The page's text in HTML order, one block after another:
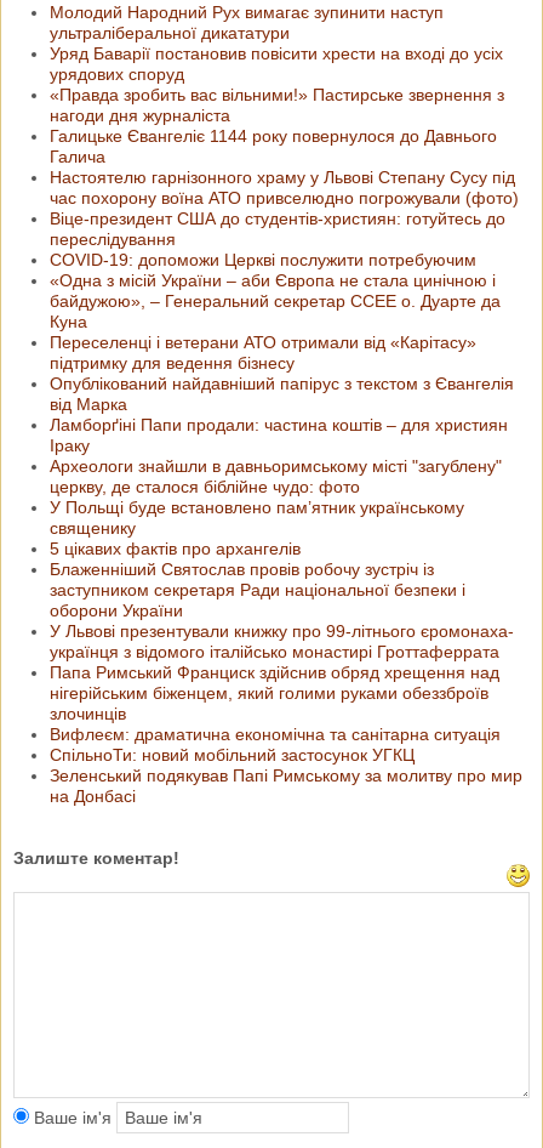
Молодий Народний Рух вимагає зупинити наступ
ультраліберальної дикататури
Уряд Баварії постановив повісити хрести на вході до усіх
урядових споруд
«Правда зробить вас вільними!» Пастирське звернення з
нагоди дня журналіста
Галицьке Євангеліє 1144 року повернулося до Давнього
Галича
Настоятелю гарнізонного храму у Львові Степану Сусу під
час похорону воїна АТО привселюдно погрожували (фото)
Віце-президент США до студентів-християн: готуйтесь до
переслідування
COVID-19: допоможи Церкві послужити потребуючим
«Одна з місій України – аби Європа не стала цинічною і
байдужою», – Генеральний секретар ССЕЕ о. Дуарте да
Куна
Переселенці і ветерани АТО отримали від «Карітасу»
підтримку для ведення бізнесу
Опублікований найдавніший папірус з текстом з Євангелія
від Марка
Ламборґіні Папи продали: частина коштів – для християн
Іраку
Археологи знайшли в давньоримському місті "загублену"
церкву, де сталося біблійне чудо: фото
У Польщі буде встановлено пам’ятник українському
священику
5 цікавих фактів про архангелів
Блаженніший Святослав провів робочу зустріч із
заступником секретаря Ради національної безпеки і
оборони України
У Львові презентували книжку про 99-літнього єромонаха-
українця з відомого італійсько монастирі Гроттаферрата
Папа Римський Франциск здійснив обряд хрещення над
нігерійським біженцем, який голими руками обеззброїв
злочинців
Вифлеєм: драматична економічна та санітарна ситуація
СпільноТи: новий мобільний застосунок УГКЦ
Зеленський подякував Папі Римському за молитву про мир
на Донбасі
Залиште коментар!
Ваше ім'я